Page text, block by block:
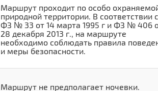
Маршрут проходит по особо
природной территории. В соответствии с
ФЗ № 33 от 14 марта 1995 г и ФЗ № 406
28 декабря 2013 г., на маршруте
необходимо соблюдать правила
и меры безопасности.
Маршрут не предполагает ночевки.